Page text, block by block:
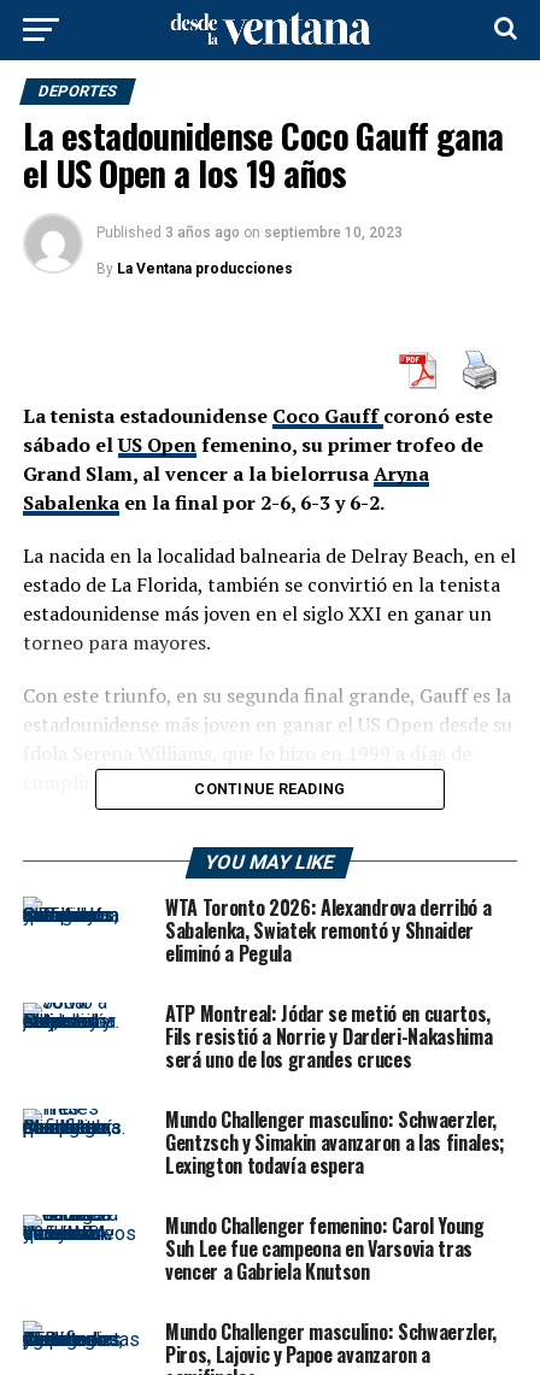
DEPORTES
La estadounidense Coco Gauff gana
el US Open a los 19 años
Published 3 años ago on septiembre 10, 2023
By La Ventana producciones
La tenista estadounidense Coco Gauffcoronó este
sábado elUS Openfemenino, su primer trofeo de
Grand Slam, al vencer a la bielorrusaAryna
Sabalenkaen la final por 2-6, 6-3 y 6-2.
La nacida en la localidad balnearia de Delray Beach, en el
estado de La Florida, también se convirtió en la tenista
estadounidense más joven en el siglo XXI en ganar un
torneo para mayores.
Con este triunfo, en su segunda final grande, Gauff es la
estadounidense más joven en ganar el US Open desde su
cumplir los 18 años.
La estadounidense Coco Gauff gana el US Open a los 19
años – @CocoGauff
irrupción con 15 años, dio el salto definitivo a la élite
con una exhibición de juego y carácter frente a la
próxima número uno del circuito.
Sabalenka, que logró su primera corona de Grand Slam a
principios de año en el Abierto de Australia, no ha
bajado este año de las semifinales y tiene garantizado
uno de la WTA.
Esta tarde, la potente tenista bielorrusa, de 25 años,
consiguió imponerse a las 25 mil personas que colmaron
el estadio en Flushing Meadows en un primer set que se
CONTINUE READING
YOU MAY LIKE
WTA Toronto 2026: Alexandrova derribó a
Sabalenka, Swiatek remontó y Shnaider
eliminó a Pegula
ATP Montreal: Jódar se metió en cuartos,
Fils resistió a Norrie y Darderi-Nakashima
será uno de los grandes cruces
Mundo Challenger masculino: Schwaerzler,
Gentzsch y Simakin avanzaron a las finales;
Lexington todavía espera
Mundo Challenger femenino: Carol Young
Suh Lee fue campeona en Varsovia tras
vencer a Gabriela Knutson
Mundo Challenger masculino: Schwaerzler,
Piros, Lajovic y Papoe avanzaron a